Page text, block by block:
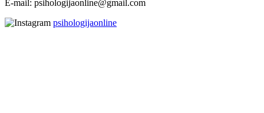
E-mail: psihologijaonline@gmail.com
psihologijaonline